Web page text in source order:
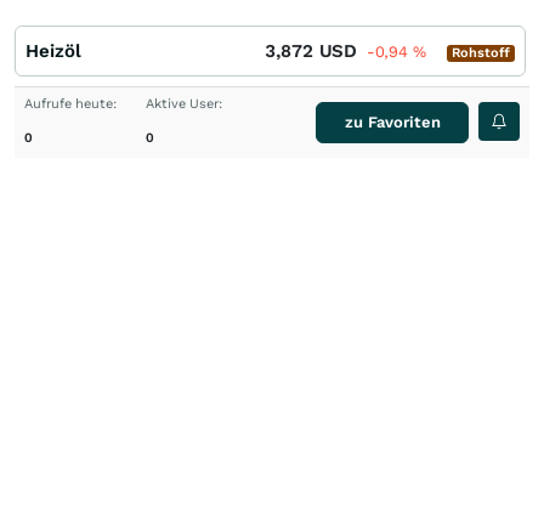
Heizöl 3,872 USD -0,94 % Rohstoff
Aufrufe heute:
0
Aktive User:
0
zu Favoriten